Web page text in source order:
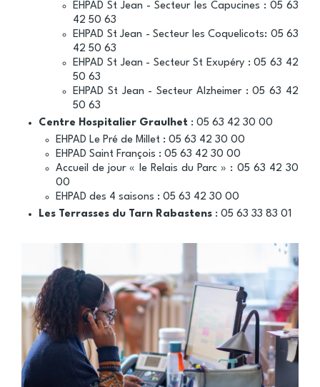
EHPAD St Jean - Secteur les Capucines : 05 63
42 50 63
EHPAD St Jean - Secteur les Coquelicots: 05 63
42 50 63
EHPAD St Jean - Secteur St Exupéry : 05 63 42
50 63
EHPAD St Jean - Secteur Alzheimer : 05 63 42
50 63
Centre Hospitalier Graulhet : 05 63 42 30 00
EHPAD Le Pré de Millet : 05 63 42 30 00
EHPAD Saint François : 05 63 42 30 00
Accueil de jour « le Relais du Parc » : 05 63 42 30
00
EHPAD des 4 saisons : 05 63 42 30 00
Les Terrasses du Tarn Rabastens : 05 63 33 83 01